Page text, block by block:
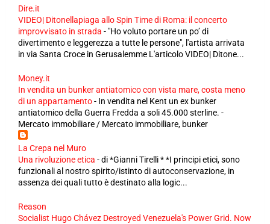
Dire.it
VIDEO| Ditonellapiaga allo Spin Time di Roma: il concerto
improvvisato in strada - "Ho voluto portare un po’ di
divertimento e leggerezza a tutte le persone", l'artista arrivata
in via Santa Croce in Gerusalemme L'articolo VIDEO| Ditone...
Money.it
In vendita un bunker antiatomico con vista mare, costa meno
di un appartamento- In vendita nel Kent un ex bunker
antiatomico della Guerra Fredda a soli 45.000 sterline. -
Mercato immobiliare / Mercato immobiliare, bunker
La Crepa nel Muro
Una rivoluzione etica -di *Gianni Tirelli * *I principi etici, sono
funzionali al nostro spirito/istinto di autoconservazione, in
assenza dei quali tutto è destinato alla logic...
Reason
Socialist Hugo Chávez Destroyed Venezuela's Power Grid. Now